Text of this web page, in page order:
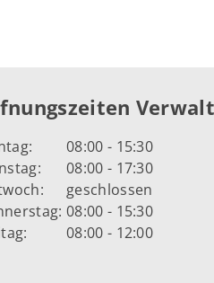
08:00 - 15:30
08:00 - 17:30
geschlossen
08:00 - 15:30
08:00 - 12:00